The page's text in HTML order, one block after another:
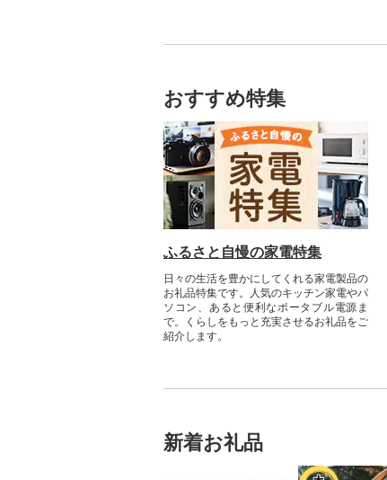
おすすめ特集
ふるさと自慢の家電特集
日々の生活を豊かにしてくれる家電製品の
お礼品特集です。人気のキッチン家電やパ
ソコン、あると便利なポータブル電源ま
で。くらしをもっと充実させるお礼品をご
紹介します。
新着お礼品